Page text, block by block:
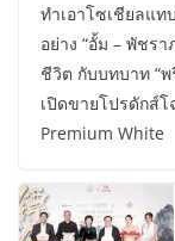
ทำเอาโซเชียลแท
อย่าง “อั้ม – พัชร
ชีวิต กับบทบาท “พ
เปิดขายโปรดักส์โ
Premium White